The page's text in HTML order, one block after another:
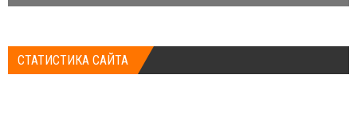
СТАТИСТИКА САЙТА